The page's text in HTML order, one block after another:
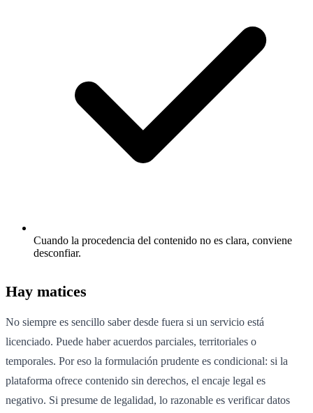
Cuando la procedencia del contenido no es clara, conviene
desconfiar.
Hay matices
No siempre es sencillo saber desde fuera si un servicio está
licenciado. Puede haber acuerdos parciales, territoriales o
temporales. Por eso la formulación prudente es condicional: si la
plataforma ofrece contenido sin derechos, el encaje legal es
negativo. Si presume de legalidad, lo razonable es verificar datos